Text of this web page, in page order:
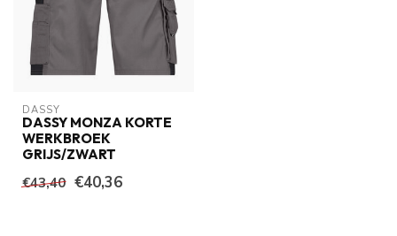
DASSY
DASSY MONZA KORTE
WERKBROEK
GRIJS/ZWART
€43,40 €40,36